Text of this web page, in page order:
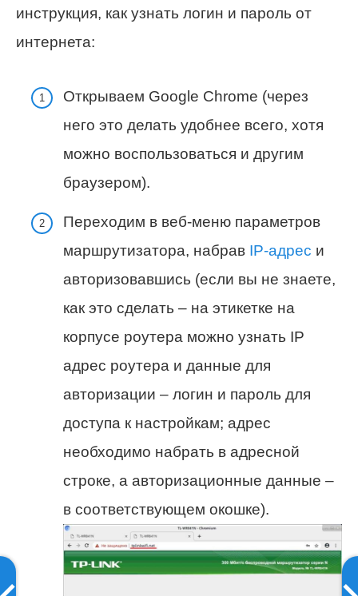
инструкция, как узнать логин и пароль от
интернета:
Открываем Google Chrome (через
него это делать удобнее всего, хотя
можно воспользоваться и другим
браузером).
Переходим в веб-меню параметров
маршрутизатора, набрав IP-адрес и
авторизовавшись (если вы не знаете,
как это сделать – на этикетке на
корпусе роутера можно узнать IP
адрес роутера и данные для
авторизации – логин и пароль для
доступа к настройкам; адрес
необходимо набрать в адресной
строке, а авторизационные данные –
в соответствующем окошке).